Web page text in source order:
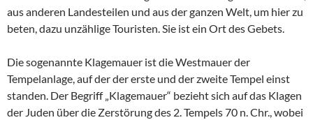
aus anderen Landesteilen und aus der ganzen Welt, um hier zu
beten, dazu unzählige Touristen. Sie ist ein Ort des Gebets.
Die sogenannte Klagemauer ist die Westmauer der
Tempelanlage, auf der der erste und der zweite Tempel einst
standen. Der Begriff „Klagemauer“ bezieht sich auf das Klagen
der Juden über die Zerstörung des 2. Tempels 70 n. Chr., wobei